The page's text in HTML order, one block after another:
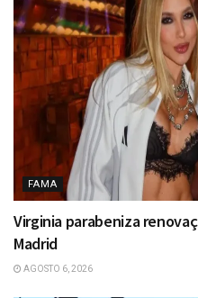
FAMA
Virginia parabeniza
Madrid
AGOSTO 6, 2026